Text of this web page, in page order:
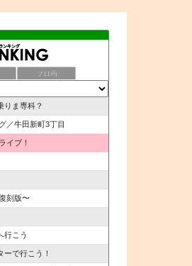
ブロ画
りま専科？
／牛田新町3丁目
イブ！
刻版〜
行こう
ーで行こう！